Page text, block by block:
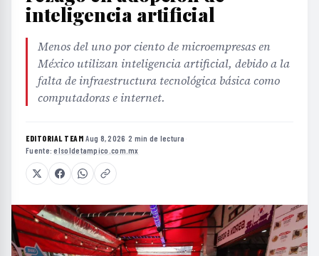
inteligencia artificial
Menos del uno por ciento de microempresas en
México utilizan inteligencia artificial, debido a la
falta de infraestructura tecnológica básica como
computadoras e internet.
EDITORIAL TEAM·Aug 8, 2026 ·2 min de lectura ·
Fuente:elsoldetampico.com.mx